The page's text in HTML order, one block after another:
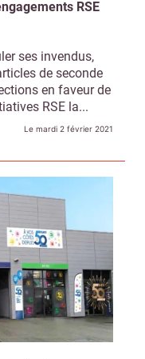
RSE
ses invendus,
de seconde
en faveur de
RSE la...
Le mardi 2 février 2021
Retail
Je déciderai plus
tard